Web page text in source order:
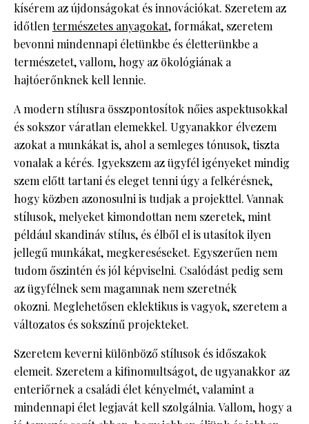
kísérem az újdonságokat és innovációkat. Szeretem az
időtlentermészetes anyagokat, formákat, szeretem
bevonni mindennapi életünkbe és életterünkbe a
természetet, vallom, hogy az ökológiának a
hajtóerőnknek kell lennie.
A modern stílusra összpontosítok nőies aspektusokkal
és sokszor váratlan elemekkel. Ugyanakkor élvezem
azokat a munkákat is, ahol a semleges tónusok, tiszta
vonalak a kérés. Igyekszem az ügyfél igényeket mindig
szem előtt tartani és eleget tenni úgy a felkérésnek,
hogy közben azonosulni is tudjak a projekttel. Vannak
stílusok, melyeket kimondottan nem szeretek, mint
például skandináv stílus, és élből el is utasítok ilyen
jellegű munkákat, megkereséseket. Egyszerűen nem
tudom őszintén és jól képviselni. Csalódást pedig sem
az ügyfélnek sem magamnak nem szeretnék
okozni. Meglehetősen eklektikus is vagyok, szeretem a
változatos és sokszínű projekteket.
Szeretem keverni különböző stílusok és időszakok
elemeit. Szeretem a kifinomultságot, de ugyanakkor az
enteriőrnek a családi élet kényelmét, valamint a
mindennapi élet legjavát kell szolgálnia. Vallom, hogy a